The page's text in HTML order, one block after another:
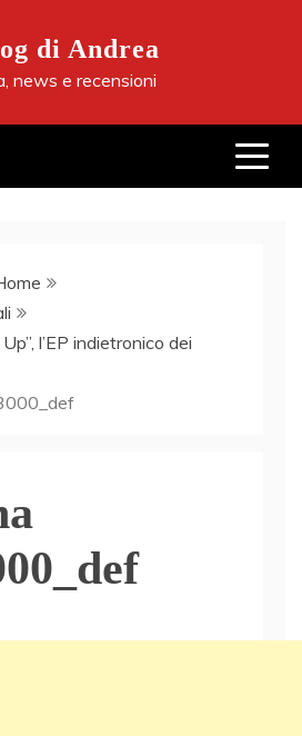
di Andrea
news e recensioni
l’EP indietronico dei